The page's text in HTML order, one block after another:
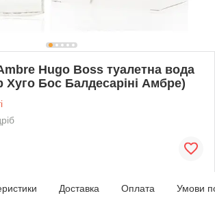
Hugo Boss туалетна вода
Хуго Бос Балдесаріні Амбре)
Доставка Оплата Умови